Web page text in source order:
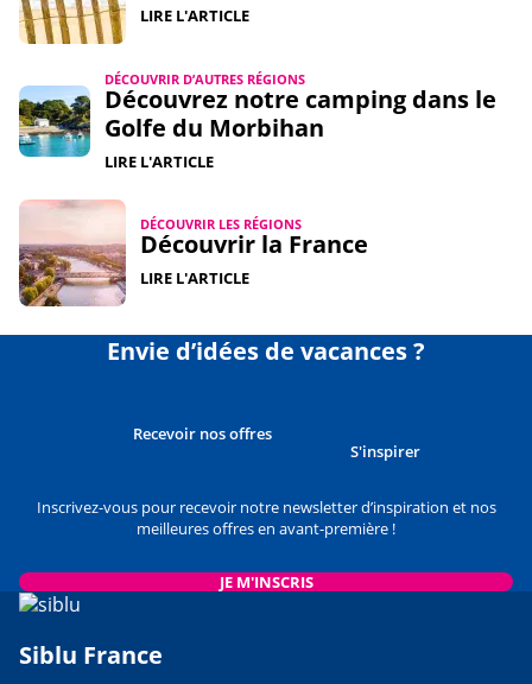
LIRE L'ARTICLE
DÉCOUVRIR D’AUTRES RÉGIONS
Découvrez notre camping dans le
Golfe du Morbihan
LIRE L'ARTICLE
DÉCOUVRIR LES RÉGIONS
Découvrir la France
LIRE L'ARTICLE
Envie d’idées de vacances ?
Recevoir nos offres
S'inspirer
Inscrivez-vous pour recevoir notre newsletter d’inspiration et nos
meilleures offres en avant-première !
JE M'INSCRIS
Siblu France